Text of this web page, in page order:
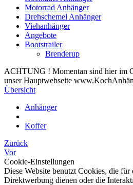
Motorrad Anhänger
Drehschemel Anhänger
Viehanhänger
Angebote
Bootstrailer
Brenderup
ACHTUNG ! Momentan sind hier im
unser Hauptwebseite
Übersicht
Anhänger
Koffer
Zurück
Vor
Cookie-Einstellungen
Diese Website benutzt Cookies, die
Direktwerbung dienen oder die